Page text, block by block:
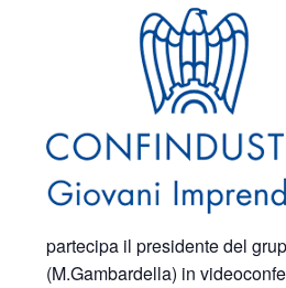
partecipa il presidente del
(M.Gambardella) in